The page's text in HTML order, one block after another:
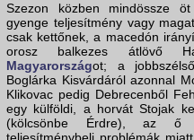
Szezon közben mindössze
gyenge teljesítmény vagy
csak kettőnek, a macedón
orosz balkezes átlövő
Magyarországot; a
Boglárka Kisvárdáról azonnal
Klikovac pedig Debrecenből
egy külföldi, a horvát Stojak
(kölcsönbe Érdre), az ő